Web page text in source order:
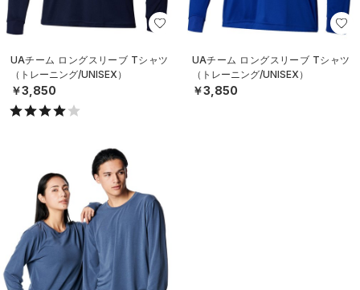
UAチーム ロングスリーブ Tシャツ
（トレーニング/UNISEX）
￥3,850
UAチーム ロングスリーブ Tシャツ
（トレーニング/UNISEX）
￥3,850